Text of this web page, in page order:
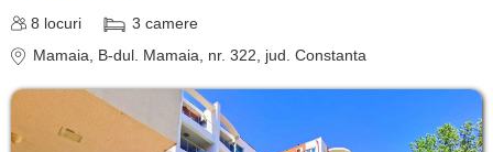
8 locuri 3 camere
Mamaia, B-dul. Mamaia, nr. 322, jud. Constanta